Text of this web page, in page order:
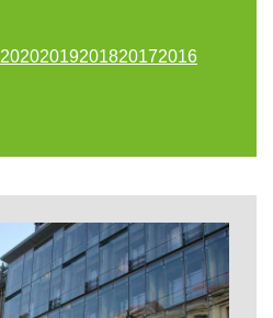
20202019201820172016